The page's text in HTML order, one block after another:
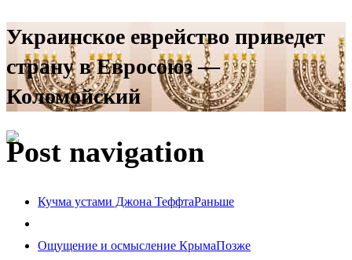
Украинское еврейство приведет
страну в Евросоюз —
Коломойский
Post navigation
Кучма устами Джона ТеффтаРаньше
Ощущение и осмысление КрымаПозже